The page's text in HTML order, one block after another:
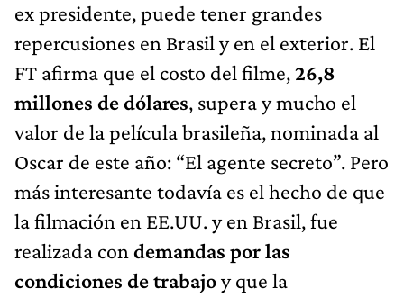
ex presidente, puede tener grandes
repercusiones en Brasil y en el exterior. El
FT afirma que el costo del filme,26,8
millones de dólares, supera y mucho el
valor de la película brasileña, nominada al
Oscar de este año: “El agente secreto”. Pero
más interesante todavía es el hecho de que
la filmación en EE.UU. y en Brasil, fue
realizada con demandas por las
condiciones de trabajoy que la